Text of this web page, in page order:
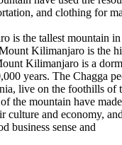
and clothing for
is the tallest mountain in
Kilimanjaro is the
Kilimanjaro is a
years. The Chagga
live on the foothills of
the mountain have made
culture and economy,
business sense and